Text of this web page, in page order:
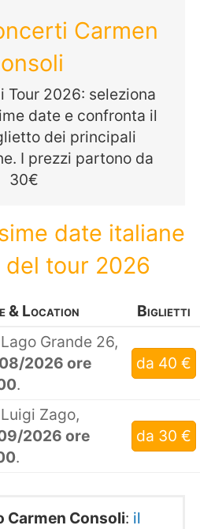
Carmen
Tour 2026: seleziona
date e confronta il
dei principali
I prezzi partono da
30€
date italiane
tour 2026
& Location Biglietti
Grande 26,
2026 ore
.
da 40 €
Zago,
2026 ore
.
da 30 €
Carmen Consoli: il